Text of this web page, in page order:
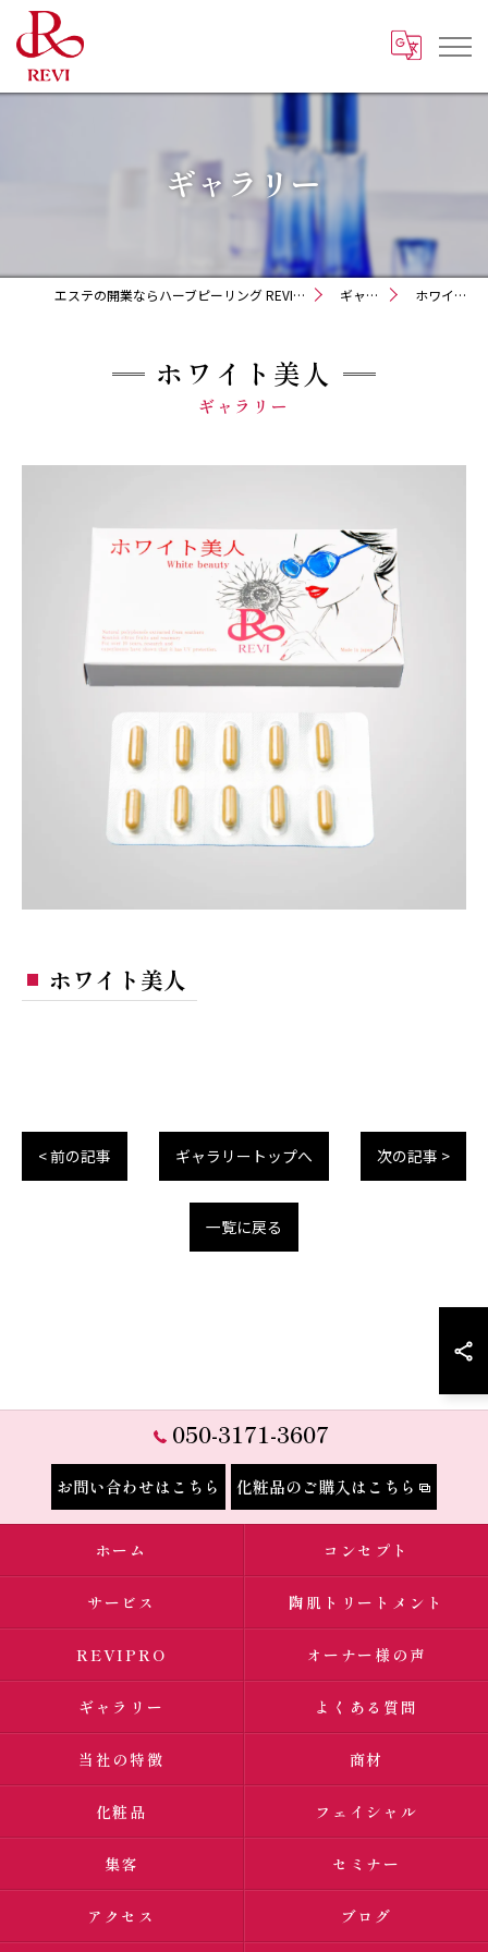
ギャラリー
エステの開業ならハーブピーリング REVI化粧品 正規取扱販売会社 ギャラリー ホワイト美人
ギャラリー
ホワイト美人
ホワイト美人
< 前の記事 ギャラリートップへ 次の記事 >
一覧に戻る
050-3171-3607
お問い合わせはこちら 化粧品のご購入はこちら
ホーム コンセプト
サービス 陶肌トリートメント
REVIPRO オーナー様の声
ギャラリー よくある質問
当社の特徴 商材
化粧品 フェイシャル
集客 セミナー
アクセス ブログ